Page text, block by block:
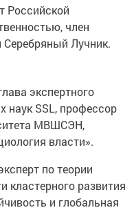
Российской
член
Серебряный Лучник.
экспертного
наук SSL, профессор
МВШСЭН,
власти».
по теории
кластерного развития
и глобальная